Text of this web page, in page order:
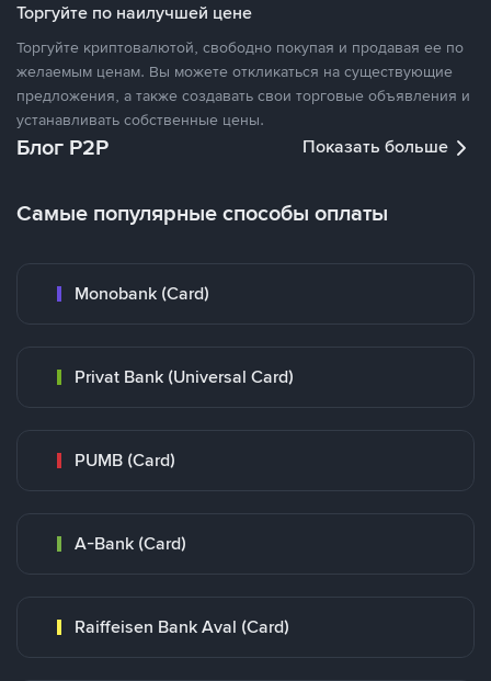
Торгуйте по наилучшей цене
Торгуйте криптовалютой, свободно покупая и продавая ее по
желаемым ценам. Вы можете откликаться на существующие
предложения, а также создавать свои торговые объявления и
устанавливать собственные цены.
Блог P2P Показать больше
Самые популярные способы оплаты
Monobank (Card)
Privat Bank (Universal Card)
PUMB (Card)
A-Bank (Card)
Raiffeisen Bank Aval (Card)